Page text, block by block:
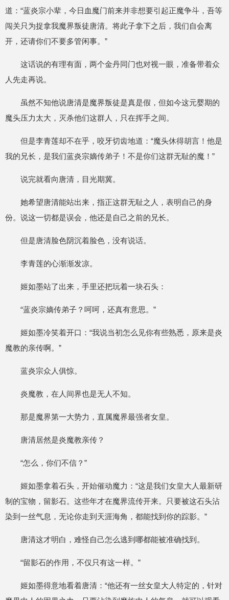
道：“蓝炎宗小辈，今日血魔门前来并非想要引起正魔争斗，吾等
闯关只为捉拿我魔界叛徒唐清。将此子拿下之后，我们自会离
开，还请你们不要多管闲事。”
这话说的有理有面，两个金丹同门也对视一眼，准备带着众
人先走再说。
虽然不知他说唐清是魔界叛徒是真是假，但如今这元婴期的
魔头压力太大，灭杀他们这群人，只在挥手之间。
但是李青莲却不在乎，咬牙切齿地道：“魔头休得胡言！他是
我的兄长，是我们蓝炎宗嫡传弟子！不是你们这群无耻的魔！”
说完就看向唐清，目光期冀。
她希望唐清能站出来，指正这群无耻之人，表明自己的身
份。说这一切都是误会，他还是自己之前的兄长。
但是唐清脸色阴沉着脸色，没有说话。
李青莲的心渐渐发凉。
姬如墨站了出来，手里还把玩着一块石头：
“蓝炎宗嫡传弟子？呵呵，还真有意思。”
姬如墨冷笑着开口：“我说当初怎么见你有些熟悉，原来是炎
魔教的亲传啊。”
蓝炎宗众人俱惊。
炎魔教，在人间界也是无人不知。
那是魔界第一大势力，直属魔界最强者女皇。
唐清居然是炎魔教亲传？
“怎么，你们不信？”
姬如墨拿着石头，开始催动魔力：“这是我们女皇大人最新研
制的宝物，留影石。这些年才在魔界流传开来。只要被这石头沾
染到一丝气息，无论你走到天涯海角，都能找到你的踪影。”
唐清这才明白，难怪自己怎么逃到哪都能被准确找到。
“留影石的作用，不仅只有这一样。”
姬如墨得意地看着唐清：“他还有一丝女皇大人特定的，针对